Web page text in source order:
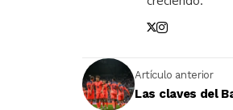
Artículo anterior
Las claves del